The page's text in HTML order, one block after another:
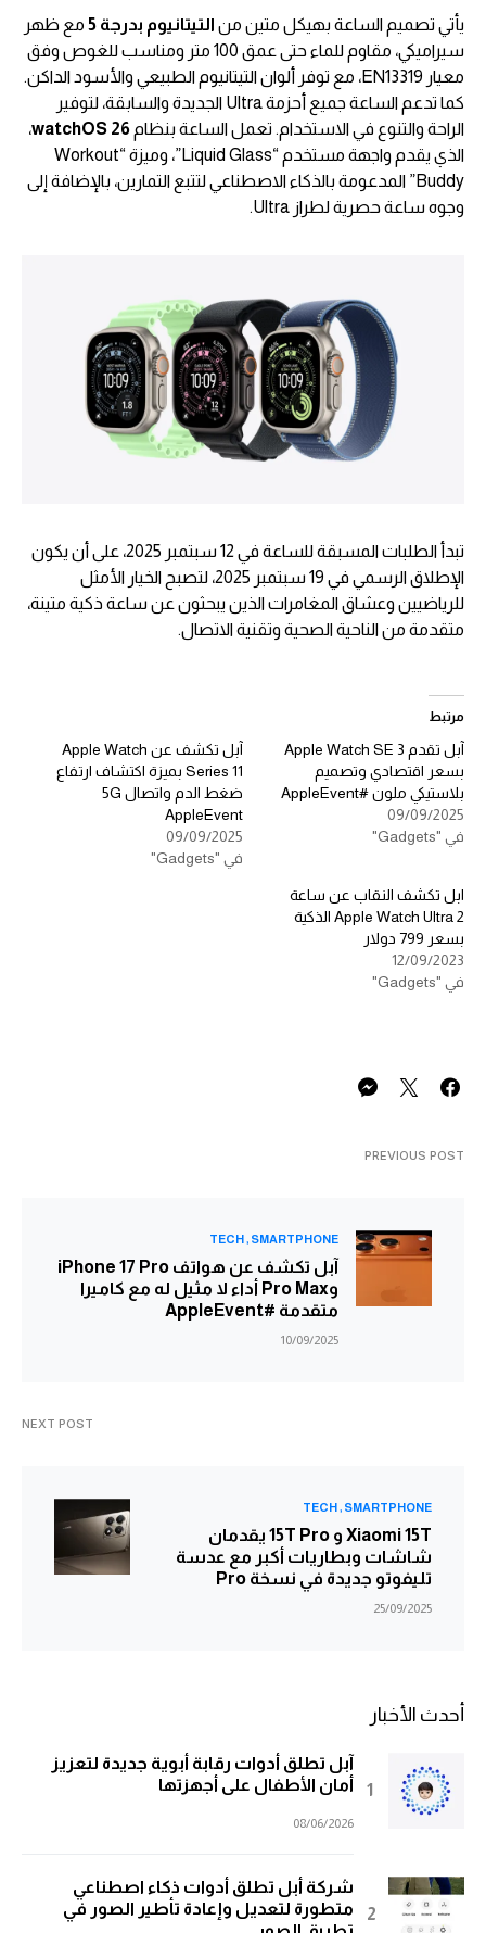
يأتي تصميم الساعة بهيكل متين من التيتانيوم بدرجة 5
مع ظهر
سيراميكي، مقاوم للماء حتى عمق 100 متر ومناسب للغوص وفق
معيار EN13319، مع توفر ألوان التيتانيوم الطبيعي والأسود الداكن.
كما تدعم الساعة جميع أحزمة Ultra الجديدة والسابقة، لتوفير
الراحة والتنوع في الاستخدام. تعمل الساعة بنظام watchOS 26،
الذي يقدم واجهة مستخدم “Liquid Glass”، وميزة “Workout
Buddy” المدعومة بالذكاء الاصطناعي لتتبع التمارين، بالإضافة إلى
وجوه ساعة حصرية لطراز Ultra.
تبدأ الطلبات المسبقة للساعة في 12 سبتمبر 2025، على أن يكون
الإطلاق الرسمي في 19 سبتمبر 2025، لتصبح الخيار الأمثل
للرياضيين وعشاق المغامرات الذين يبحثون عن ساعة ذكية متينة،
متقدمة من الناحية الصحية وتقنية الاتصال.
مرتبط
آبل تقدم Apple Watch SE 3
بسعر اقتصادي وتصميم
بلاستيكي ملون #AppleEvent
09/09/2025
في "Gadgets"
آبل تكشف عن Apple Watch
Series 11 بميزة اكتشاف ارتفاع
ضغط الدم واتصال 5G
AppleEvent
09/09/2025
في "Gadgets"
ابل تكشف النقاب عن ساعة
Apple Watch Ultra 2 الذكية
بسعر 799 دولار
12/09/2023
في "Gadgets"
PREVIOUS POST
SMARTPHONE
TECH
آبل تكشف عن هواتف iPhone 17 Pro
وPro Max أداء لا مثيل له مع كاميرا
متقدمة #AppleEvent
10/09/2025
NEXT POST
SMARTPHONE
TECH
Xiaomi 15T و 15T Pro يقدمان
شاشات وبطاريات أكبر مع عدسة
تليفوتو جديدة في نسخة Pro
25/09/2025
أحدث الأخبار
آبل تطلق أدوات رقابة أبوية جديدة لتعزيز
أمان الأطفال على أجهزتها
08/06/2026
شركة أبل تطلق أدوات ذكاء اصطناعي
متطورة لتعديل وإعادة تأطير الصور في